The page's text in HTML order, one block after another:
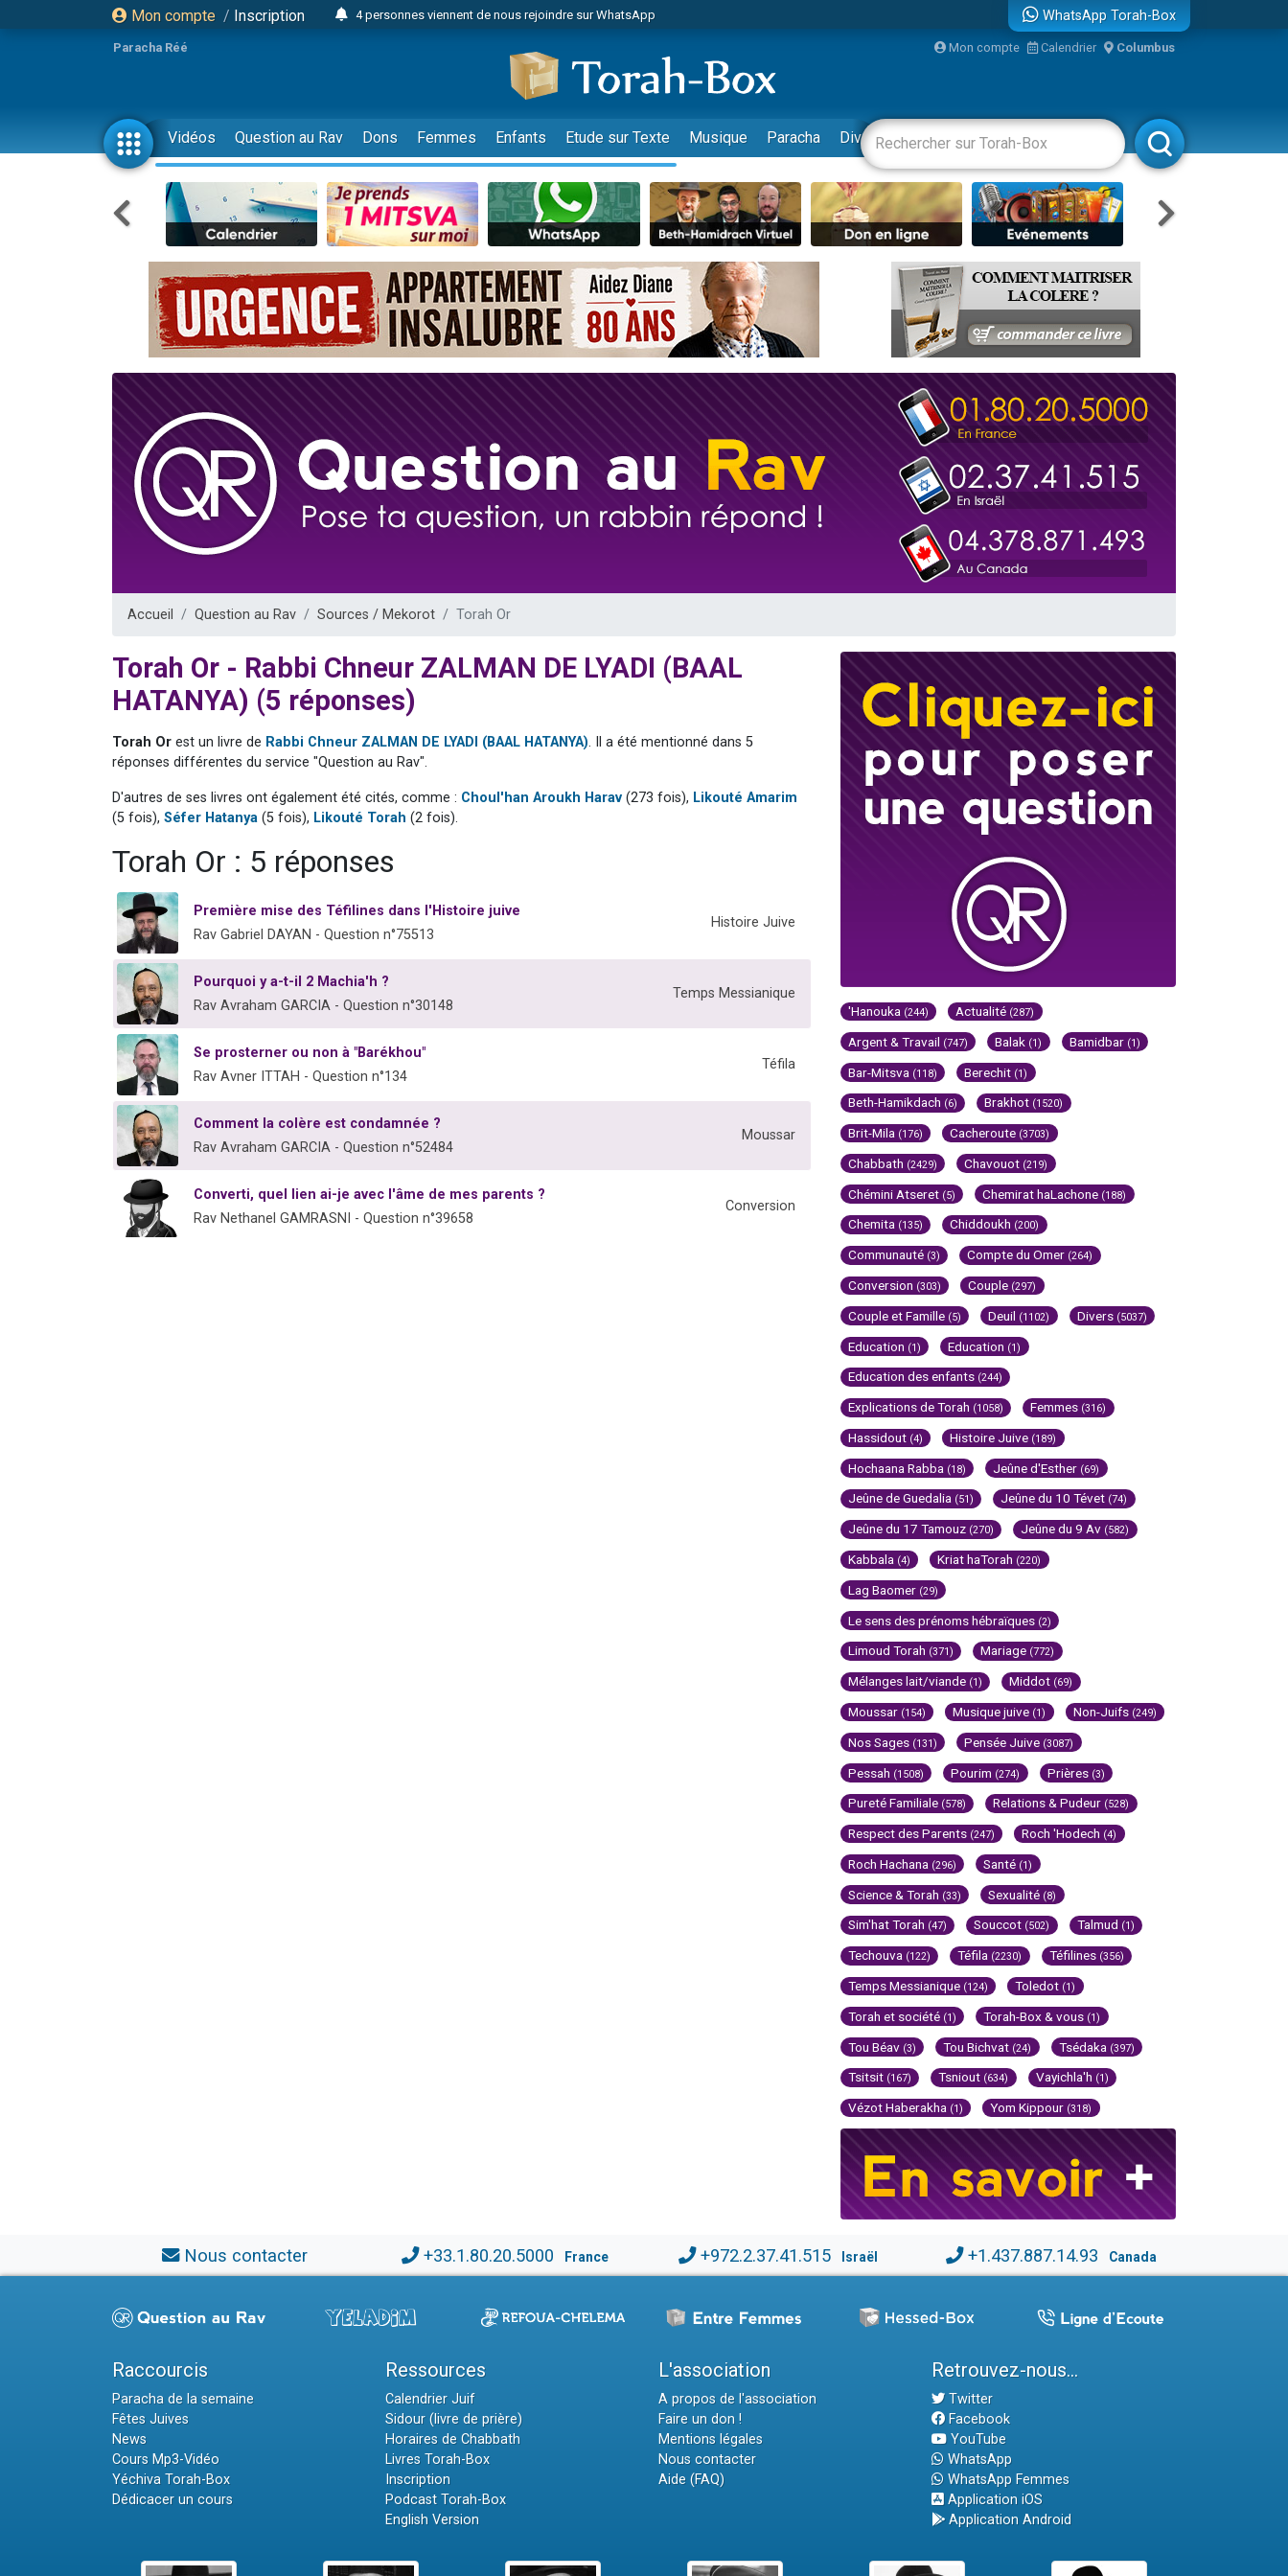
Mon compte / Inscription
4 personnes viennent de nous rejoindre sur WhatsApp
Odaya vient de donner son Maasser
3 personnes viennent de faire un don pour 5 jours de vacances aux Orphelins
3 personnes viennent de faire un don pour Diane, 80 ans, dans un appartement insalubre
13 personnes viennent de demander une bénédiction
2 personnes viennent de nous rejoindre sur WhatsApp
30 personnes viennent de faire un don pour Sauvez la jambe de Yohan
Il reste 49 places pour étudier en groupe sur Zoom
12 nouvelles musiques dans Torah-Box Music
3 personnes viennent de nous rejoindre sur WhatsApp
2 personnes viennent de nous rejoindre sur WhatsApp
3 personnes viennent de nous rejoindre sur WhatsApp
2 nouvelles musiques dans Torah-Box Music
8 personnes viennent de faire un don pour Tsédaka : pauvres d'Israel
Nouvelle émission radio : Visions de grandeur n°104 : Le Chabbath et le Birkat Hamazone à travers le temps
61 personnes viennent de demander une bénédiction
Ariel vient de donner son Maasser
Il reste 49 places pour étudier en groupe sur Zoom
WhatsApp Torah-Box
Paracha Réé Mon compte Calendrier Columbus
Vidéos Question au Rav Dons Femmes Enfants Etude sur Texte Musique Paracha Divertissements Livres Rabbanim
Accueil Question au Rav Sources / Mekorot Torah Or
Torah Or - Rabbi Chneur ZALMAN DE LYADI (BAAL
HATANYA) (5 réponses)
Torah Or est un livre de Rabbi Chneur ZALMAN DE LYADI (BAAL HATANYA). Il a été mentionné dans 5
réponses différentes du service "Question au Rav".
D'autres de ses livres ont également été cités, comme : Choul'han Aroukh Harav (273 fois), Likouté Amarim
(5 fois), Séfer Hatanya (5 fois), Likouté Torah (2 fois).
Torah Or : 5 réponses
Première mise des Téfilines dans l'Histoire juive
Rav Gabriel DAYAN - Question n°75513
Histoire Juive
Pourquoi y a-t-il 2 Machia'h ?
Rav Avraham GARCIA - Question n°30148
Temps Messianique
Se prosterner ou non à "Barékhou"
Rav Avner ITTAH - Question n°134
Téfila
Comment la colère est condamnée ?
Rav Avraham GARCIA - Question n°52484
Moussar
Converti, quel lien ai-je avec l'âme de mes parents ?
Rav Nethanel GAMRASNI - Question n°39658
Conversion
'Hanouka (244) Actualité (287)
Argent & Travail (747) Balak (1) Bamidbar (1)
Bar-Mitsva (118) Berechit (1)
Beth-Hamikdach (6) Brakhot (1520)
Brit-Mila (176) Cacheroute (3703)
Chabbath (2429) Chavouot (219)
Chémini Atseret (5) Chemirat haLachone (188)
Chemita (135) Chiddoukh (200)
Communauté (3) Compte du Omer (264)
Conversion (303) Couple (297)
Couple et Famille (5) Deuil (1102) Divers (5037)
Education (1) Education (1)
Education des enfants (244)
Explications de Torah (1058) Femmes (316)
Hassidout (4) Histoire Juive (189)
Hochaana Rabba (18) Jeûne d'Esther (69)
Jeûne de Guedalia (51) Jeûne du 10 Tévet (74)
Jeûne du 17 Tamouz (270) Jeûne du 9 Av (582)
Kabbala (4) Kriat haTorah (220)
Lag Baomer (29)
Le sens des prénoms hébraïques (2)
Limoud Torah (371) Mariage (772)
Mélanges lait/viande (1) Middot (69)
Moussar (154) Musique juive (1) Non-Juifs (249)
Nos Sages (131) Pensée Juive (3087)
Pessah (1508) Pourim (274) Prières (3)
Pureté Familiale (578) Relations & Pudeur (528)
Respect des Parents (247) Roch 'Hodech (4)
Roch Hachana (296) Santé (1)
Science & Torah (33) Sexualité (8)
Sim'hat Torah (47) Souccot (502) Talmud (1)
Techouva (122) Téfila (2230) Téfilines (356)
Temps Messianique (124) Toledot (1)
Torah et société (1) Torah-Box & vous (1)
Tou Béav (3) Tou Bichvat (24) Tsédaka (397)
Tsitsit (167) Tsniout (634) Vayichla'h (1)
Vézot Haberakha (1) Yom Kippour (318)
Nous contacter +33.1.80.20.5000 France +972.2.37.41.515 Israël +1.437.887.14.93 Canada
Raccourcis
Paracha de la semaine
Fêtes Juives
News
Cours Mp3-Vidéo
Yéchiva Torah-Box
Dédicacer un cours
Ressources
Calendrier Juif
Sidour (livre de prière)
Horaires de Chabbath
Livres Torah-Box
Inscription
Podcast Torah-Box
English Version
L'association
A propos de l'association
Faire un don !
Mentions légales
Nous contacter
Aide (FAQ)
Retrouvez-nous...
Twitter
Facebook
YouTube
WhatsApp
WhatsApp Femmes
Application iOS
Application Android